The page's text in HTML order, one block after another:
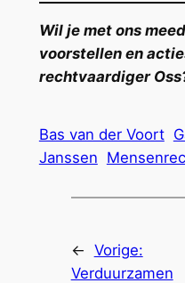
Wil je met ons
voorstellen en
rechtvaardiger
Bas van der Voort
Janssen
← Vorige:
Verduurzamen